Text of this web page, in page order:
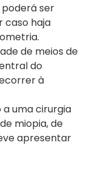
ser
caso haja
de meios de
do
à
uma cirurgia
miopia, de
apresentar